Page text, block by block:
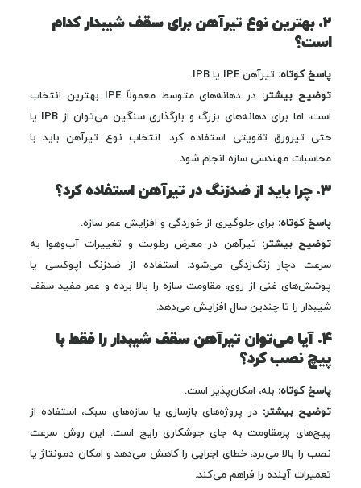
۲. بهترین نوع تیرآهن برای سقف شیبدار کدام
است؟
پاسخ کوتاه: تیرآهن IPE یا IPB.
توضیح بیشتر:
در دهانه‌های متوسط معمولاً IPE بهترین انتخاب
است، اما برای دهانه‌های بزرگ و بارگذاری سنگین می‌توان از IPB یا
حتی تیرورق تقویتی استفاده کرد. انتخاب نوع تیرآهن باید با
محاسبات مهندسی سازه انجام شود.
۳. چرا باید از ضدزنگ در تیرآهن استفاده کرد؟
پاسخ کوتاه: برای جلوگیری از خوردگی و افزایش عمر سازه.
توضیح بیشتر: تیرآهن در معرض رطوبت و تغییرات آب‌وهوا به
سرعت دچار زنگ‌زدگی می‌شود. استفاده از ضدزنگ اپوکسی یا
پوشش‌های غنی از روی، مقاومت سازه را بالا برده و عمر مفید سقف
شیبدار را تا چندین سال افزایش می‌دهد.
۴. آیا می‌توان تیرآهن سقف شیبدار را فقط با
پیچ نصب کرد؟
پاسخ کوتاه: بله، امکان‌پذیر است.
توضیح بیشتر: در پروژه‌های بازسازی یا سازه‌های سبک، استفاده از
پیچ‌های پرمقاومت به جای جوشکاری رایج است. این روش سرعت
نصب را بالا می‌برد، خطای اجرایی را کاهش می‌دهد و امکان دمونتاژ یا
تعمیرات آینده را فراهم می‌کند.